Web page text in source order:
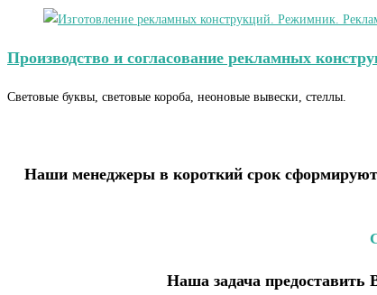
Производство и согласование рекламных
Световые буквы, световые короба, неоновые вывески, стеллы.
Наши менеджеры в короткий срок
Наша задача предоставить